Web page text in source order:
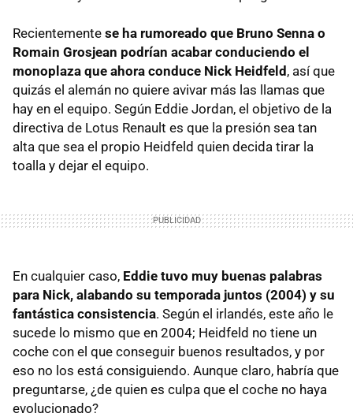
Recientemente se ha rumoreado que Bruno Senna o
Romain Grosjean podrían acabar conduciendo el
monoplaza que ahora conduce Nick Heidfeld, así que
quizás el alemán no quiere avivar más las llamas que
hay en el equipo. Según Eddie Jordan, el objetivo de la
directiva de Lotus Renault es que la presión sea tan
alta que sea el propio Heidfeld quien decida tirar la
toalla y dejar el equipo.
En cualquier caso, Eddie tuvo muy buenas palabras
para Nick, alabando su temporada juntos (2004) y su
fantástica consistencia. Según el irlandés, este año le
sucede lo mismo que en 2004; Heidfeld no tiene un
coche con el que conseguir buenos resultados, y por
eso no los está consiguiendo. Aunque claro, habría que
preguntarse, ¿de quien es culpa que el coche no haya
evolucionado?